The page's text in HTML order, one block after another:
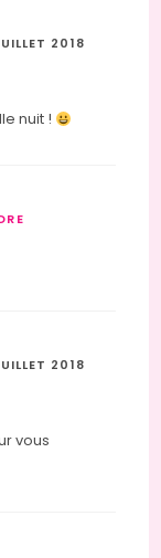
2018
nuit !
2018
vous